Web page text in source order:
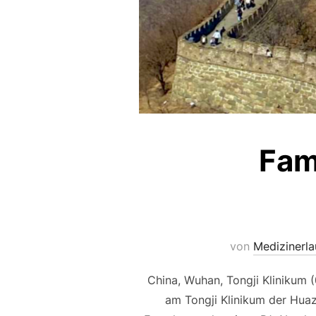
von
China, Wuhan, Tongji
am Tongji Klinikum der